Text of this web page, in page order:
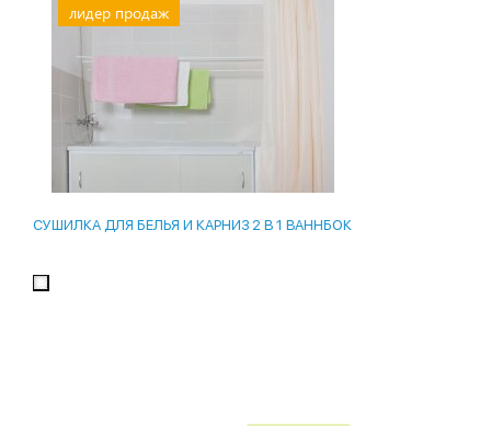
лидер продаж
СУШИЛКА ДЛЯ БЕЛЬЯ И КАРНИЗ 2 В 1 ВАННБОК